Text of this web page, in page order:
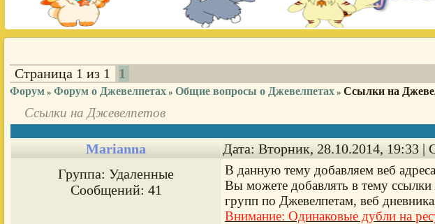
Страница 1 из 1 1
Форум » Форум о Джевелпетах » Общие вопросы о Джевелпетах » Ссылки на
Ссылки на Джевелпетов
Marianna Дата: Вторник, 28.10.2014, 19:33 |
Группа: Удаленные
Сообщений: 41
В данную тему добавляем веб
Вы можете добавлять в тему ссылки
групп по Джевелпетам, веб
Внимание: Одинаковые дубли на